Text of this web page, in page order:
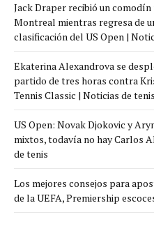
Jack Draper recibió un
Montreal mientras regresa de
clasificación del US Open |
Ekaterina Alexandrova se
partido de tres horas contra
Tennis Classic | Noticias de tenis
US Open: Novak Djokovic y
mixtos, todavía no hay Carlos
de tenis
Los mejores consejos para
de la UEFA, Premiership